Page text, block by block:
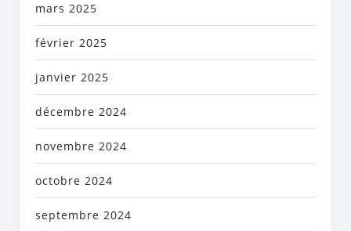
mars 2025
février 2025
janvier 2025
décembre 2024
novembre 2024
octobre 2024
septembre 2024